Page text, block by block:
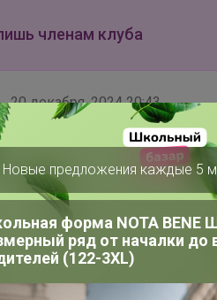
членам клуба
20 декабря, 2024 20:43
Здравствуйте. У меня поал в
добавить конфеты, чтобы они
Новые предложения каждые 5
форма NOTA BENE
ряд от началки до
(122-3XL)